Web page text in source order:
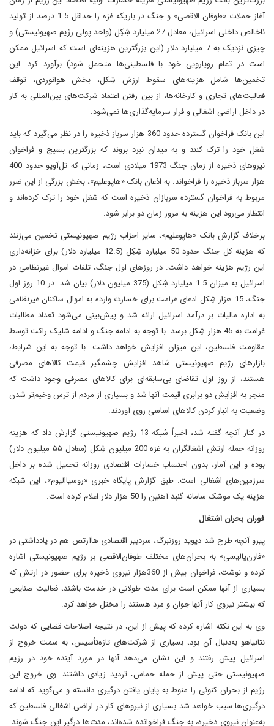
آغاز حملات «طوفان الاقصی» و جنگ در باریکه غزه را حداقل 1.5 درصد از تولید
ناخالص داخلی اسرائیل، معادل 27 میلیارد شِکِل (واحد پولی رژیم صهیونیستی) و
چیزی نزدیک به 7 میلیارد دلار (این بزرگترین هزینه‌ای است که اسرائیل ممکن
است در تمام رویارویی خود با فلسطینی‌ها متحمل شود) برآورد کرد. این
تخمین‌ها شامل هزینه‌های سقوط ارزش شِکِل، بخش هوانوردی، توقف
فعالیت‌های تجاری و کارخانه‌ها، از بین رفتن اعتماد شرکت‌های بین‌المللی به کار
در داخل اراضی اشغالی و فرار سرمایه‌گذاری‌ها نمی‌شود.
این بانک فراخوان گسترده حدود 360 هزار سرباز ذخیره را در نظر می‌گیرد که باید
شغل خود را ترک کنند و به میدان نبرد بروند که بزرگترین بسیج و فراخوان
نیروهای ذخیره از زمان جنگ 1973 میلادی است، زمانی که تل‌آویو حدود 400
هزار سرباز ذخیره را فراخواند. به اذعان بانک «هاپوعلیم»، بخش بزرگی از این ضرر
مربوط به فراخوان گسترده سربازان ذخیره است که شغل خود را ترک کرده‌اند و
انتظار می‌رود این هزینه به مرور زمان دو برابر شود.
برخلاف گزارش بانک «هاپوعلیم»، سایر احزاب رژیم صهیونیستی تخمین می‌زنند
که هزینه کل جنگ حدود 50 میلیارد شِکِل (12.5 میلیارد دلار) برای خزانه‌داری
این رژیم هزینه خواهد داشت. در روزهای اول جنگ، تلفات اموال غیرنظامی در
اسرائیل به میزان 1.5 میلیارد شِکل (375 میلیون دلار) بیان شد. در 10 روز اول
جنگ، 15 هزار شِکل ادعای غرامت برای خسارت وارده به اموال ساکنان غیرنظامی
به اداره مالیات بر درآمد اسرائیل ارائه شد و پیش‌بینی می‌شود تعداد مطالبات
غرامت به 45 هزار شِکل برسد. با توجه به ادامه جنگ و ادامه شلیک راکت توسط
مقاومت فلسطین، این میزان افزایش خواهد داشت. با توجه به این شرایط،
بازارهای رژیم صهیونیستی شاهد افزایش چشمگیر قیمت کالاهای مصرفی
هستند، از روز اول تقاضای بی‌سابقه‌ای برای کالاهای مصرفی وجود داشت که
منجر به افزایش دو برابری قیمت آنها شد و بسیاری از مردم از ترس وخیم‌تر شدن
وضعیت به انبار کردن کالاهای اساسی روی آوردند.
در کنار آنچه گفته شد، اخیراً شبکه 13 رژیم صهیونیستی گزارش داد که هزینه
روزانه حمله ارتش اشغالگران به غزه 200 میلیون شِکِل (معادل ۵۵ میلیون دلار)
بوده و این آمار، بدون احتساب خسارات اقتصادی روزانه تحمیل شده بر داخل
سرزمین‌های اشغالی است. طبق گزارش پایگاه خبری «روسیاالیوم»، این شبکه
هزینه یک موشک سامانه گنبد آهنین را 50 هزار دلار اعلام کرده است.
فوران بحران اشتغال
پیرو آنچه طرح شد دیوید روزنبرگ، سردبیر اقتصادی هاآرتص هم در یادداشتی در
«فارن‌پالیسی» به بحران‌های مختلف طوفان‌الاقصی بر رژیم صهیونیستی اشاره
کرده و نوشت‏، فراخوان بیش از 360هزار نیروی ذخیره برای حضور در ارتش که
بسیاری از آنها ممکن است برای مدت طولانی در خدمت باشند، فعالیت صنایعی
که بیشتر نیروی کار آنها جوان و مرد هستند را مختل خواهد کرد.
وی به این نکته اشاره کرده که پیش از این، در نتیجه اصلاحات قضایی که دولت
نتانیاهو به‌دنبال آن بود، بسیاری از شرکت‌های تازه‌تأسیس، به سمت خروج از
اسرائیل پیش رفتند و این نشان می‌دهد آنها در مورد آینده خود در رژیم
صهیونیستی حتی پیش از حمله حماس، تردید زیادی داشتند. وی خروج این
رژیم از بحران کنونی را منوط به پایان یافتن درگیری دانسته و می‌گوید که ادامه
درگیری‌ها سبب خواهد شد بسیاری از نیروهای کار در اراضی اشغالی فلسطین که
به‌عنوان نیروی ذخیره، به جنگ فراخوانده شده‌اند، مدت‌ها درگیر این جنگ شوند.